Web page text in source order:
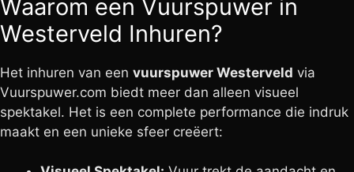
Waarom een Vuurspuwer in
Westerveld Inhuren?
Het inhuren van een vuurspuwer Westerveld via
Vuurspuwer.com biedt meer dan alleen visueel
spektakel. Het is een complete performance die indruk
maakt en een unieke sfeer creëert: